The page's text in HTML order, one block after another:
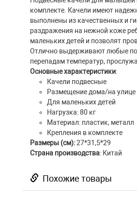
комплекте. Качели имеют
выполнены из качественных и
раздражения на нежной коже
маленьких детей и позволят
Отлично выдерживают любые
перепадам температур,
Основные характеристики:
Качели подвесные
Размещение дома/на улице
Для маленьких детей
Нагрузка: 80 кг
Материал: пластик, металл
Крепления в комплекте
Размеры (см):27*31,5*29
Страна производства: Китай
Похожие товары